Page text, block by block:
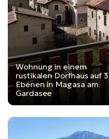
Wohnung in einem
rustikalen Dorfhaus auf 3
Ebenen in Magasa am
Gardasee